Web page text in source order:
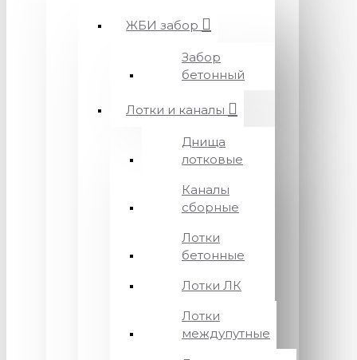
ЖБИ забор
Забор
бетонный
Лотки и каналы
Днища
лотковые
Каналы
сборные
Лотки
бетонные
Лотки ЛК
Лотки
междупутные